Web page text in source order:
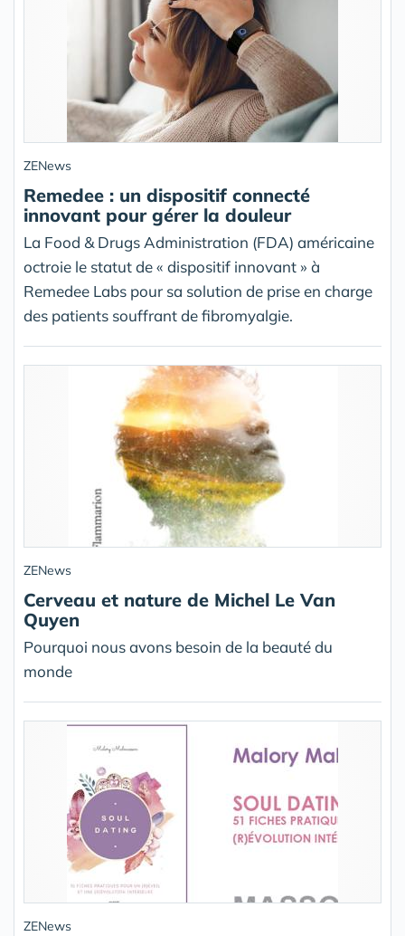
ZENews
Remedee : un dispositif connecté
innovant pour gérer la douleur
La Food & Drugs Administration (FDA) américaine
octroie le statut de « dispositif innovant » à
Remedee Labs pour sa solution de prise en charge
des patients souffrant de fibromyalgie.
ZENews
Cerveau et nature de Michel Le Van
Quyen
Pourquoi nous avons besoin de la beauté du
monde
ZENews